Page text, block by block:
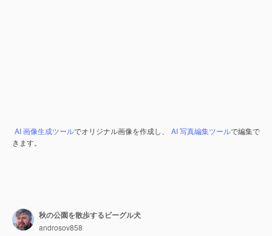
AI 画像生成ツールでオリジナル画像を作成し、 AI 写真編集ツールで編集で
きます。
秋の公園を散歩するビーグル犬
androsov858